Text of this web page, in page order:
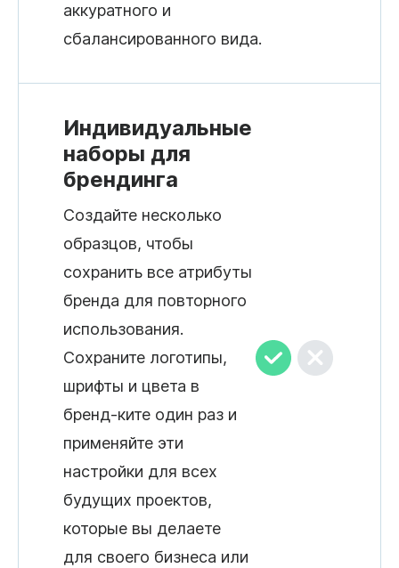
аккуратного и
сбалансированного вида.
Индивидуальные
наборы для
брендинга
Создайте несколько
образцов, чтобы
сохранить все атрибуты
бренда для повторного
использования.
Сохраните логотипы,
шрифты и цвета в
бренд-ките один раз и
применяйте эти
настройки для всех
будущих проектов,
которые вы делаете
для своего бизнеса или